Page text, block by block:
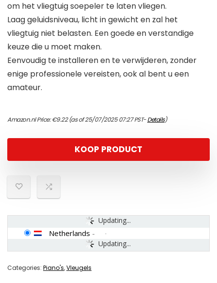
om het vliegtuig soepeler te laten vliegen.
Laag geluidsniveau, licht in gewicht en zal het
vliegtuig niet belasten. Een goede en verstandige
keuze die u moet maken.
Eenvoudig te installeren en te verwijderen, zonder
enige professionele vereisten, ook al bent u een
amateur.
Amazon.nl Price:€9.22(as of 25/07/2025 07:27 PST-Details)
KOOP PRODUCT
Updating...
Updating...
Netherlands -
Categories: Piano's,Vleugels